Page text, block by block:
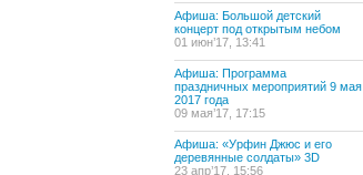
Афиша: Большой детский
концерт под открытым небом
01 июн’17, 13:41
Афиша: Программа
праздничных мероприятий 9 мая
2017 года
09 мая’17, 17:15
Афиша: «Урфин Джюс и его
деревянные солдаты» 3D
23 апр’17, 15:56